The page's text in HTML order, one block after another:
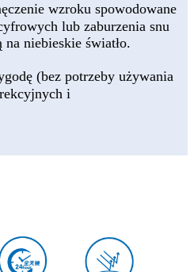
wzroku spowodowane
lub zaburzenia snu
niebieskie światło.
(bez potrzeby używania
i